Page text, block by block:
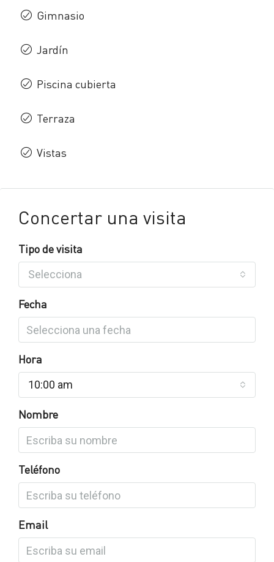
Gimnasio
Jardín
Piscina cubierta
Terraza
Vistas
Concertar una visita
Tipo de visita
Selecciona
Fecha
Hora
10:00 am
Nombre
Teléfono
Email